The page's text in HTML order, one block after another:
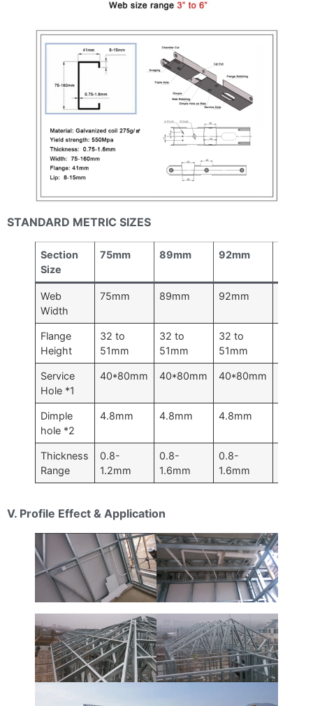
STANDARD METRIC SIZES
Section
Size
75mm 89mm 92mm
Web
Width
75mm 89mm 92mm
Flange
Height
32 to
51mm
32 to
51mm
32 to
51mm
Service
Hole *1
40*80mm 40*80mm 40*80mm
Dimple
hole *2
4.8mm 4.8mm 4.8mm
Thickness
Range
0.8-
1.2mm
0.8-
1.6mm
0.8-
1.6mm
V. Profile Effect & Application